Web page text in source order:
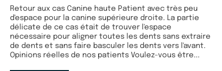
Retour aux cas Canine haute Patient avec très peu
d'espace pour la canine supérieure droite. La partie
délicate de ce cas était de trouver l'espace
nécessaire pour aligner toutes les dents sans extraire
de dents et sans faire basculer les dents vers l'avant.
Opinions réelles de nos patients Voulez-vous être...